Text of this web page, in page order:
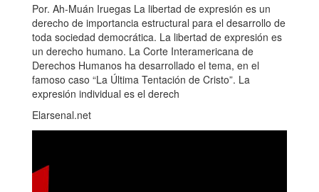
Por. Ah-Muán Iruegas La libertad de expresión es un
derecho de importancia estructural para el desarrollo de
toda sociedad democrática. La libertad de expresión es
un derecho humano. La Corte Interamericana de
Derechos Humanos ha desarrollado el tema, en el
famoso caso “La Última Tentación de Cristo”. La
expresión individual es el derech
Elarsenal.net